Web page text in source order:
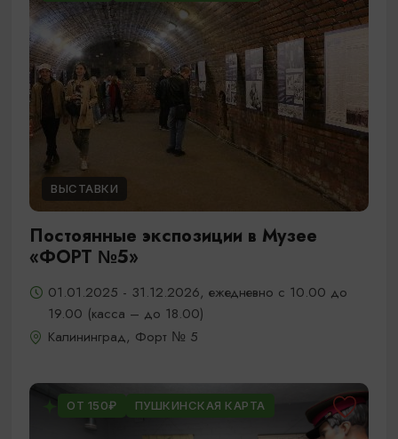
ВЫСТАВКИ
Постоянные экспозиции в Музее
«ФОРТ №5»
01.01.2025 - 31.12.2026, ежедневно с 10.00 до
19.00 (касса – до 18.00)
Калининград, Форт № 5
ОТ 150₽ ПУШКИНСКАЯ КАРТА